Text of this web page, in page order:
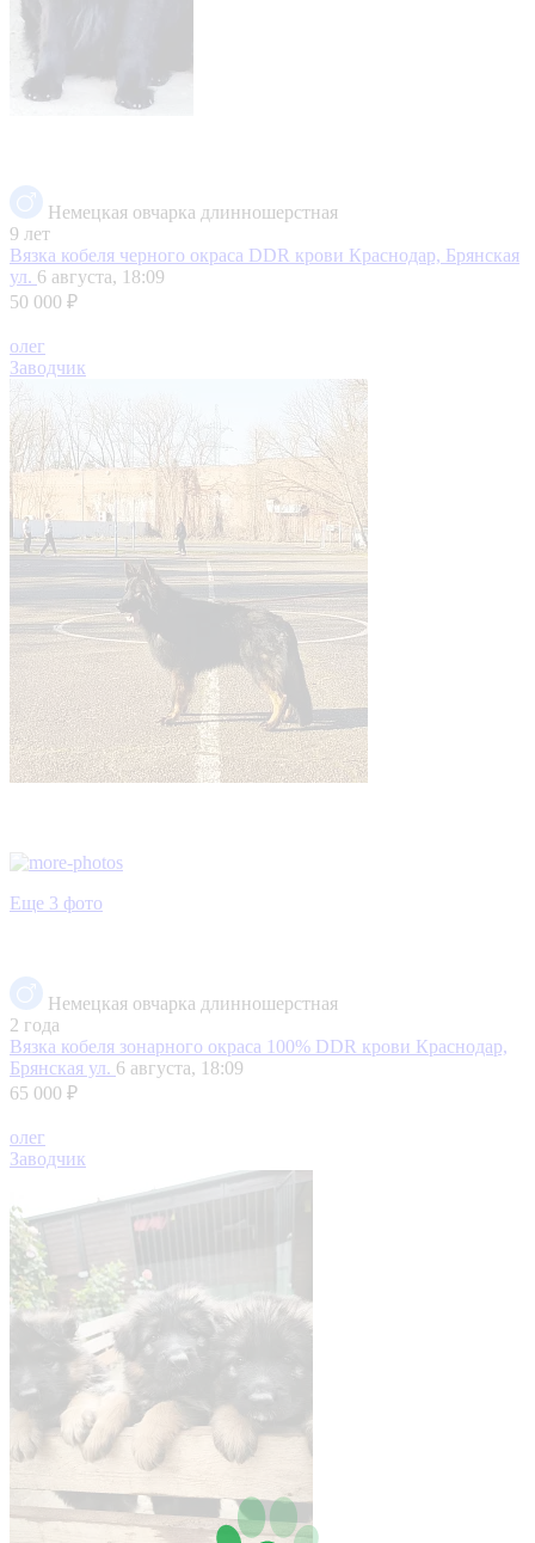
Немецкая овчарка длинношерстная
9 лет
Вязка кобеля черного окраса DDR крови Краснодар, Брянская
ул. 6 августа, 18:09
50 000 ₽
олег
Заводчик
Еще 3 фото
Немецкая овчарка длинношерстная
2 года
Вязка кобеля зонарного окраса 100% DDR крови Краснодар,
Брянская ул. 6 августа, 18:09
65 000 ₽
олег
Заводчик